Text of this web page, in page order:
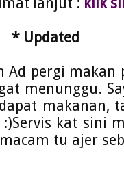
* Updated
Ad pergi makan
menunggu.
makanan,
:)Servis kat sini
tu ajer